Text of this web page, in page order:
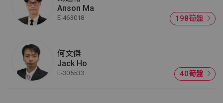
Anson Ma
E-463018 198筍盤
何文傑
Jack Ho
E-305533 40筍盤